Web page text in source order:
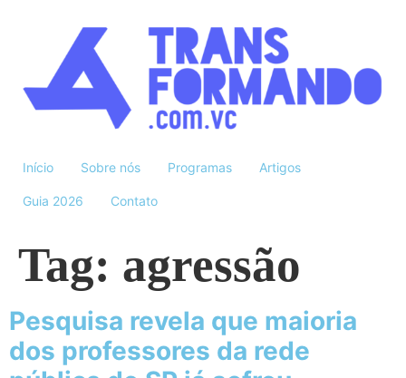
Início Sobre nós Programas Artigos
Guia 2026 Contato
Tag: agressão
Pesquisa revela que maioria
dos professores da rede